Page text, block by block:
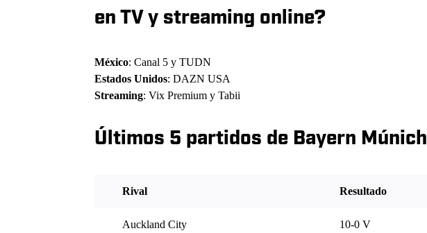
en TV y streaming online?
México: Canal 5 y TUDN
Estados Unidos: DAZN USA
Streaming: Vix Premium y Tabii
Últimos 5 partidos de Bayern Múnich
Rival Resultado
Auckland City 10-0 V